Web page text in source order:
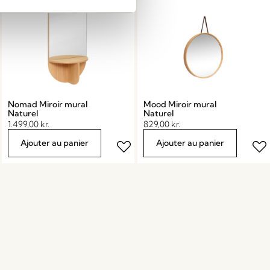
Nomad Miroir mural
Naturel
1.499,00 kr.
Ajouter au panier
Mood Miroir mural
Naturel
829,00 kr.
Ajouter au panier